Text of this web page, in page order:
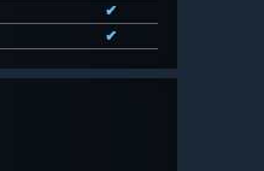
✔
✔